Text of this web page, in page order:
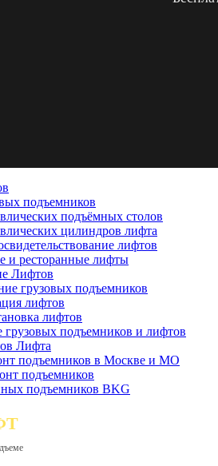
подъемников
подъёмных столов
цилиндров лифта
лифтов
и ресторанные лифты
Лифтов
грузовых подъемников
лифтов
лифтов
грузовых подъемников и лифтов
Лифта
подъемников в Москве и МО
подъемников
подъемников BKG